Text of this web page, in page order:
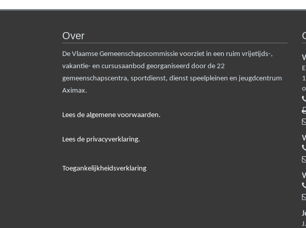
Over
De Vlaamse Gemeenschapscommissie voorziet in een ruim vrijetijds-,
vakantie- en cursusaanbod georganiseerd door de 22
gemeenschapscentra, sportdienst, dienst speelpleinen en jeugdcentrum
Aximax.
Lees de algemene voorwaarden.
Lees de privacyverklaring.
Toegankelijkheidsverklaring